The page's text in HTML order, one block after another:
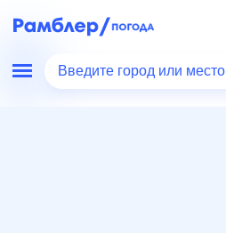
Введите город или место